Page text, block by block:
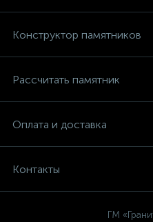
Конструктор памятников
Рассчитать памятник
Оплата и доставка
Контакты
ГМ